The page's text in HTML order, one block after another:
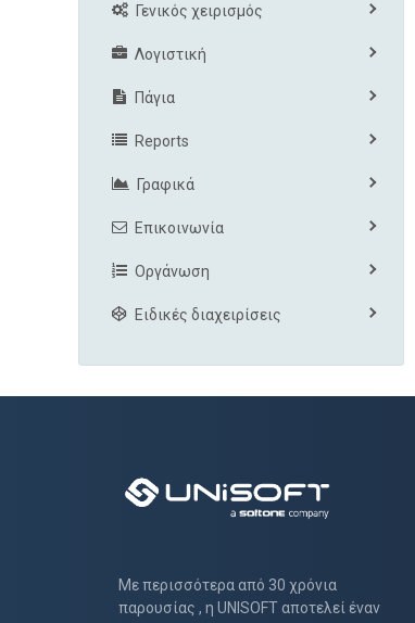
Γενικός χειρισμός
Λογιστική
Πάγια
Reports
Γραφικά
Επικοινωνία
Οργάνωση
Ειδικές διαχειρίσεις
Με περισσότερα από 30 χρόνια
παρουσίας , η UNISOFT αποτελεί έναν